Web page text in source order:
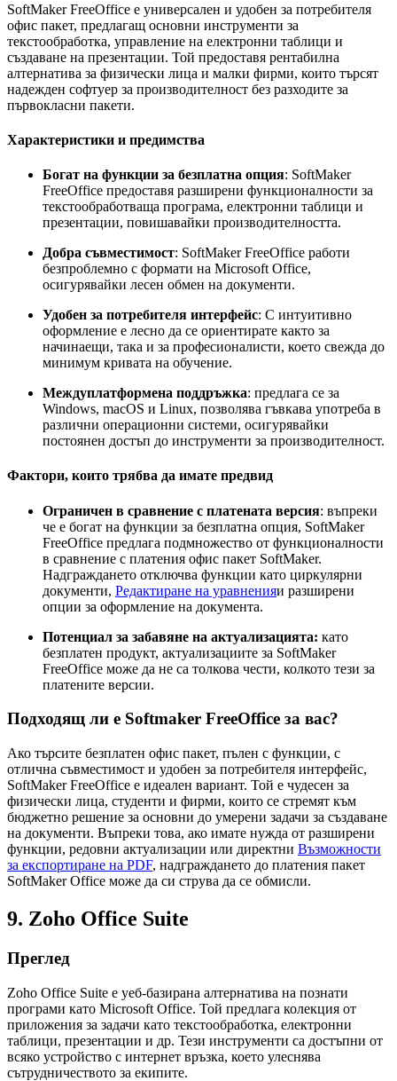
SoftMaker FreeOffice е универсален и удобен за потребителя
офис пакет, предлагащ основни инструменти за
текстообработка, управление на електронни таблици и
създаване на презентации. Той предоставя рентабилна
алтернатива за физически лица и малки фирми, които търсят
надежден софтуер за производителност без разходите за
първокласни пакети.
Характеристики и предимства
Богат на функции за безплатна опция: SoftMaker
FreeOffice предоставя разширени функционалности за
текстообработваща програма, електронни таблици и
презентации, повишавайки производителността.
Добра съвместимост: SoftMaker FreeOffice работи
безпроблемно с формати на Microsoft Office,
осигурявайки лесен обмен на документи.
Удобен за потребителя интерфейс: С интуитивно
оформление е лесно да се ориентирате както за
начинаещи, така и за професионалисти, което свежда до
минимум кривата на обучение.
Междуплатформена поддръжка: предлага се за
Windows, macOS и Linux, позволява гъвкава употреба в
различни операционни системи, осигурявайки
постоянен достъп до инструменти за производителност.
Фактори, които трябва да имате предвид
Ограничен в сравнение с платената версия: въпреки
че е богат на функции за безплатна опция, SoftMaker
FreeOffice предлага подмножество от функционалности
в сравнение с платения офис пакет SoftMaker.
Надграждането отключва функции като циркулярни
документи, Редактиране на уравненияи разширени
опции за оформление на документа.
Потенциал за забавяне на актуализацията: като
безплатен продукт, актуализациите за SoftMaker
FreeOffice може да не са толкова чести, колкото тези за
платените версии.
Подходящ ли е Softmaker FreeOffice за вас?
Ако търсите безплатен офис пакет, пълен с функции, с
отлична съвместимост и удобен за потребителя интерфейс,
SoftMaker FreeOffice е идеален вариант. Той е чудесен за
физически лица, студенти и фирми, които се стремят към
бюджетно решение за основни до умерени задачи за създаване
на документи. Въпреки това, ако имате нужда от разширени
функции, редовни актуализации или директни Възможности
за експортиране на PDF, надграждането до платения пакет
SoftMaker Office може да си струва да се обмисли.
9. Zoho Office Suite
Преглед
Zoho Office Suite е уеб-базирана алтернатива на познати
програми като Microsoft Office. Той предлага колекция от
приложения за задачи като текстообработка, електронни
таблици, презентации и др. Тези инструменти са достъпни от
всяко устройство с интернет връзка, което улеснява
сътрудничеството за екипите.